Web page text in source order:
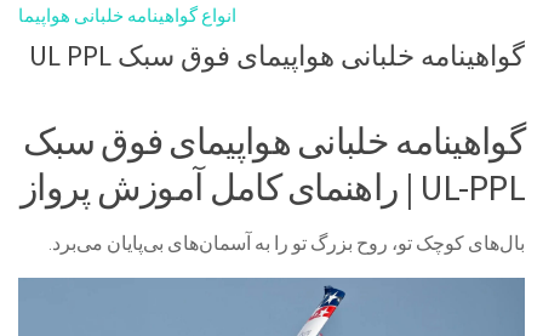
انواع گواهینامه خلبانی هواپیما
گواهینامه خلبانی هواپیمای فوق سبک UL PPL
گواهینامه خلبانی هواپیمای فوق سبک
UL-PPL | راهنمای کامل آموزش پرواز
بال‌های کوچک تو، روح بزرگ تو را به آسمان‌های بی‌پایان می‌برد.